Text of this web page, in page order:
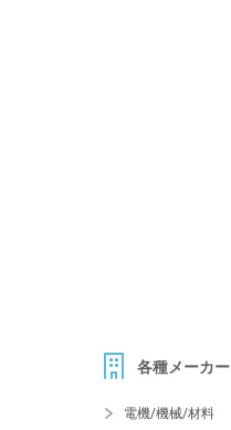
各種メーカー
電機/機械/材料